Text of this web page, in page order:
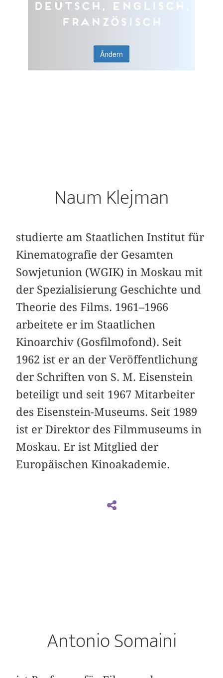
Deutsch, Englisch,
Französisch
Ändern
Naum Klejman
studierte am Staatlichen Institut für
Kinematografie der Gesamten
Sowjetunion (WGIK) in Moskau mit
der Spezialisierung Geschichte und
Theorie des Films. 1961–1966
arbeitete er im Staatlichen
Kinoarchiv (Gosfilmofond). Seit
1962 ist er an der Veröffentlichung
der Schriften von S. M. Eisenstein
beteiligt und seit 1967 Mitarbeiter
des Eisenstein-Museums. Seit 1989
ist er Direktor des Filmmuseums in
Moskau. Er ist Mitglied der
Europäischen Kinoakademie.
Antonio Somaini